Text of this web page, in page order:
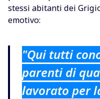
stessi abitanti dei
emotivo:
"Qui tutti
parenti di
lavorato per